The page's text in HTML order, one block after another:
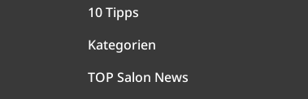
10 Tipps
Kategorien
TOP Salon News